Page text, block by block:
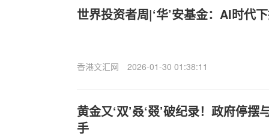
世界投资者周|‘华’安基金：AI时代
香港文汇网 2026-01-30 01:38:11
黄金又‘双’叒‘叕’破纪录！政府停
手